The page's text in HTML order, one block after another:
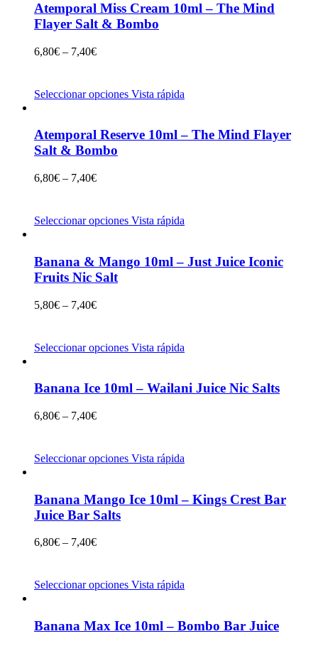
Atemporal Miss Cream 10ml – The Mind
Flayer Salt & Bombo
6,80€ – 7,40€
Seleccionar opciones Vista rápida
Atemporal Reserve 10ml – The Mind Flayer
Salt & Bombo
6,80€ – 7,40€
Seleccionar opciones Vista rápida
Banana & Mango 10ml – Just Juice Iconic
Fruits Nic Salt
5,80€ – 7,40€
Seleccionar opciones Vista rápida
Banana Ice 10ml – Wailani Juice Nic Salts
6,80€ – 7,40€
Seleccionar opciones Vista rápida
Banana Mango Ice 10ml – Kings Crest Bar
Juice Bar Salts
6,80€ – 7,40€
Seleccionar opciones Vista rápida
Banana Max Ice 10ml – Bombo Bar Juice